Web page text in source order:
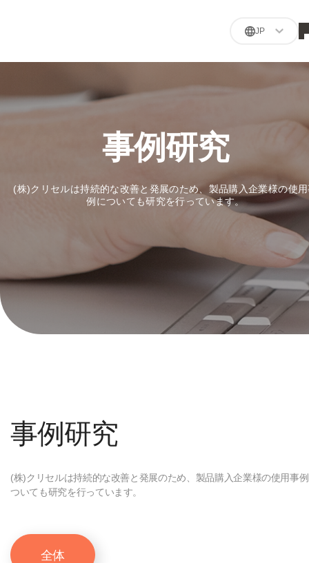
JP
事例研究
(株)クリセルは持続的な改善と発展のため、製品購入企業様の使
例についても研究を行っています。
事例研究
(株)クリセルは持続的な改善と発展のため、製品購入企業様の使用事
ついても研究を行っています。
全体